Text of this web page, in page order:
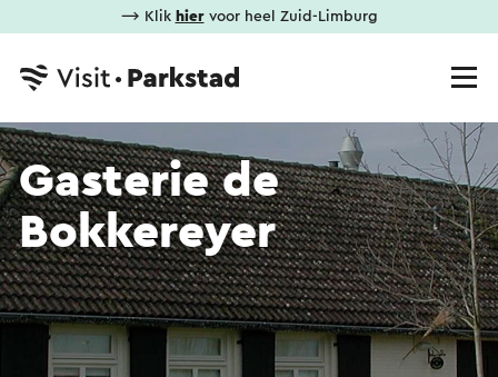
⟶ Klik hiervoor heel Zuid-Limburg
Gasterie de
Bokkereyer